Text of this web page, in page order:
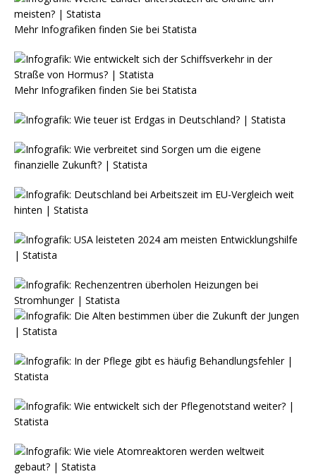
Mehr Infografiken finden Sie bei Statista
Mehr Infografiken finden Sie bei Statista